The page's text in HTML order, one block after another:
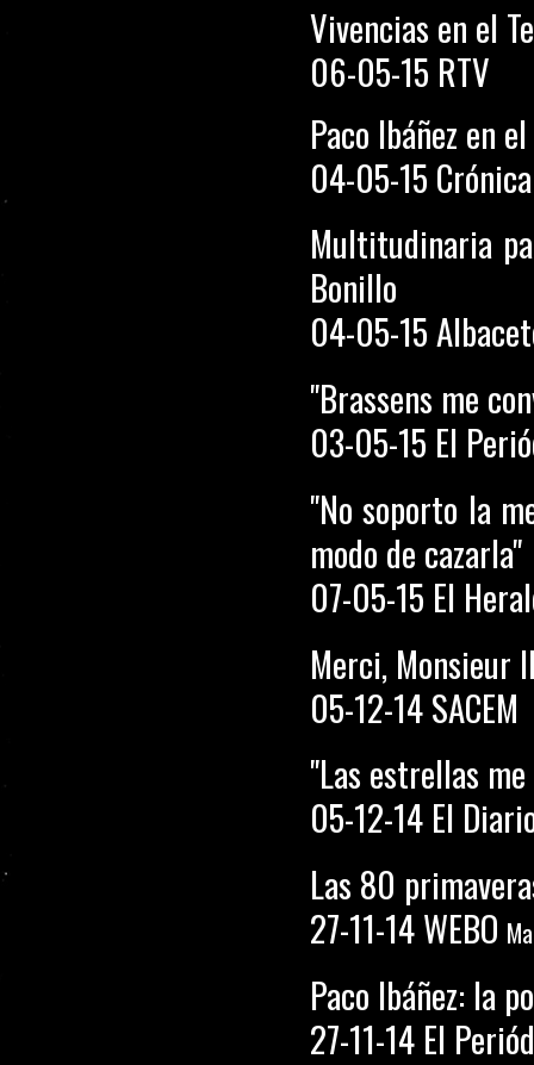
Vivencias en el
06-05-15 RTV
Paco Ibáñez en
04-05-15 Crónica
Multitudinaria
Bonillo
04-05-15
"Brassens me
03-05-15 El
"No soporto la
modo de cazarla"
07-05-15 El
Merci, Monsieur
05-12-14 SACEM
"Las estrellas
05-12-14 El
Las 80
27-11-14 WEBO
Paco Ibáñez: la
27-11-14 El